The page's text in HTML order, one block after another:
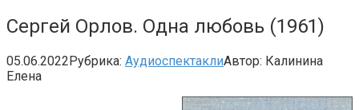
Сергей Орлов. Одна любовь (1961)
05.06.2022Рубрика: АудиоспектаклиАвтор: Калинина
Елена